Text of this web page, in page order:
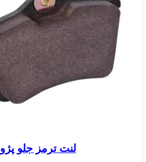
لنت ترمز جلو پژو ۲۰۰۸ امکو